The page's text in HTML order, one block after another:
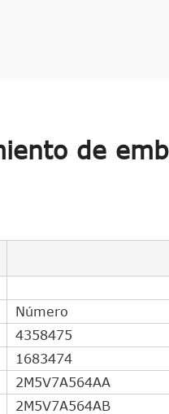
de
Número
4358475
1683474
2M5V7A564AA
2M5V7A564AB